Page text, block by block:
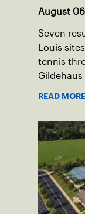
August
Seven
Louis
tennis
READ MORE